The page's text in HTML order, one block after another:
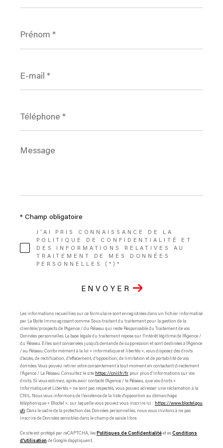
*
mail
*
Message
J'AI PRIS CONNAISSANCE DE LA
POLITIQUE DE CONFIDENTIALITÉ ET
DES INFORMATIONS RELATIVES AU
TRAITEMENT DE MES DONNÉES
PERSONNELLES (*)*
* Champ obligatoire
ENVOYER
Les informations recueillies sur ce formulaire sont enregistrées dans un fichier informatisé
par La Boite Immo agissant comme Sous-traitant du traitement pour la gestion de la
clientèle/prospects de l'Agence / du Réseau qui reste Responsable du Traitement de vos
Données personnelles. La base légale du traitement repose sur l'intérêt légitime de l'Agence /
du Réseau. Elles sont conservées jusqu'à demande de suppression et sont destinées à l'Agence
/ au Réseau. Conformément à la loi « informatique et libertés », vous disposez des droits
d’accès, de rectification, d’effacement, d’opposition, de limitation et de portabilité de vos
données. Vous pouvez retirer votre consentement à tout moment en contactant directement
l’Agence / Le Réseau. Consultez le site https://cnil.fr/fr pour plus d’informations sur vos
droits. Si vous estimez, après avoir contacté l'Agence / le Réseau, que vos droits «
Informatique et Libertés » ne sont pas respectés, vous pouvez adresser une réclamation à la
CNIL. Nous vous informons de l’existence de la liste d'opposition au démarchage
téléphonique « Bloctel », sur laquelle vous pouvez vous inscrire ici : https://www.bloctel.gou
v.fr. Dans le cadre de la protection des Données personnelles, nous vous invitons à ne pas
inscrire de Données sensibles dans le champ de saisie libre.
Ce site est protégé par reCAPTCHA, les Politiques de Confidentialité et es Conditions
d'utilisation de Google s'appliquent.